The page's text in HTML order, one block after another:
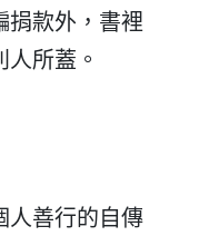
捐款外，書裡
所蓋。
人善行的自傳